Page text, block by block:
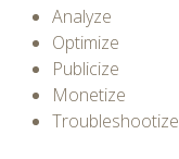
Analyze
Optimize
Publicize
Monetize
Troubleshootize